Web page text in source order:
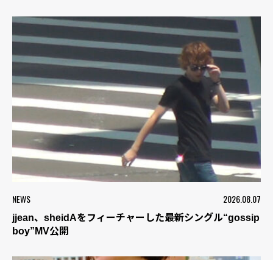
NEWS 2026.08.07
jjean、sheidAをフィーチャーした最新シングル“gossip
boy”MV公開